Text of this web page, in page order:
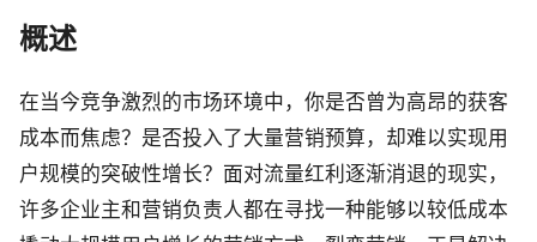
概述
在当今竞争激烈的市场环境中，你是否曾为高昂的获客
成本而焦虑？是否投入了大量营销预算，却难以实现用
户规模的突破性增长？面对流量红利逐渐消退的现实，
许多企业主和营销负责人都在寻找一种能够以较低成本